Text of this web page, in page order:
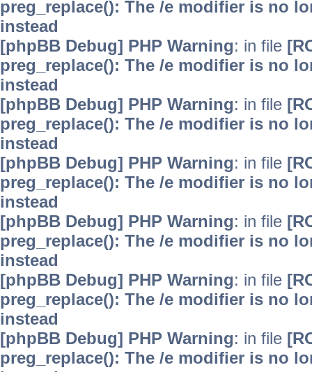
preg_replace(): The /e modifier is no
instead
[phpBB Debug] PHP Warning: in file
preg_replace(): The /e modifier is no
instead
[phpBB Debug] PHP Warning: in file
preg_replace(): The /e modifier is no
instead
[phpBB Debug] PHP Warning: in file
preg_replace(): The /e modifier is no
instead
[phpBB Debug] PHP Warning: in file
preg_replace(): The /e modifier is no
instead
[phpBB Debug] PHP Warning: in file
preg_replace(): The /e modifier is no
instead
[phpBB Debug] PHP Warning: in file
preg_replace(): The /e modifier is no